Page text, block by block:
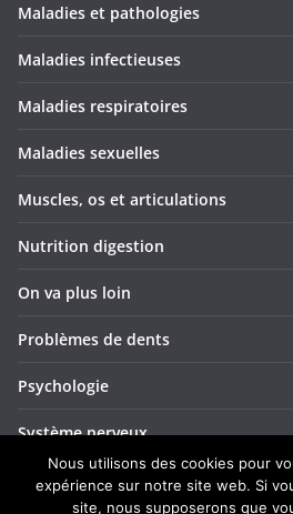
Maladies et pathologies
Maladies infectieuses
Maladies respiratoires
Maladies sexuelles
Muscles, os et articulations
Nutrition digestion
On va plus loin
Problèmes de dents
Psychologie
Système nerveux
Troubles ORL
Nous utilisons des cookies pour
expérience sur notre site web. Si
site, nous supposerons que